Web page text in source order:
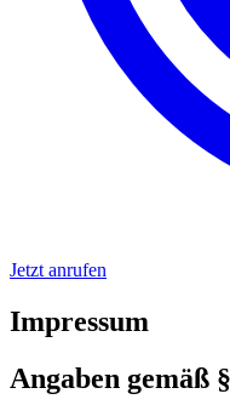
Jetzt anrufen
Impressum
Angaben gemäß